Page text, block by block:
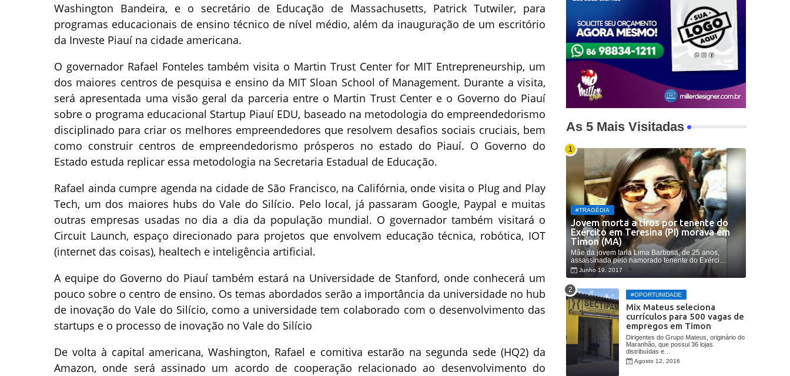
Washington Bandeira, e o secretário de Educação de Massachusetts, Patrick Tutwiler, para
programas educacionais de ensino técnico de nível médio, além da inauguração de um escritório
da Investe Piauí na cidade americana.
O governador Rafael Fonteles também visita o Martin Trust Center for MIT Entrepreneurship, um
dos maiores centros de pesquisa e ensino da MIT Sloan School of Management. Durante a visita,
será apresentada uma visão geral da parceria entre o Martin Trust Center e o Governo do Piauí
sobre o programa educacional Startup Piauí EDU, baseado na metodologia do empreendedorismo
disciplinado para criar os melhores empreendedores que resolvem desafios sociais cruciais, bem
como construir centros de empreendedorismo prósperos no estado do Piauí. O Governo do
Estado estuda replicar essa metodologia na Secretaria Estadual de Educação.
Rafael ainda cumpre agenda na cidade de São Francisco, na Califórnia, onde visita o Plug and Play
Tech, um dos maiores hubs do Vale do Silício. Pelo local, já passaram Google, Paypal e muitas
outras empresas usadas no dia a dia da população mundial. O governador também visitará o
Circuit Launch, espaço direcionado para projetos que envolvem educação técnica, robótica, IOT
(internet das coisas), healtech e inteligência artificial.
A equipe do Governo do Piauí também estará na Universidade de Stanford, onde conhecerá um
pouco sobre o centro de ensino. Os temas abordados serão a importância da universidade no hub
de inovação do Vale do Silício, como a universidade tem colaborado com o desenvolvimento das
startups e o processo de inovação no Vale do Silício
De volta à capital americana, Washington, Rafael e comitiva estarão na segunda sede (HQ2) da
Amazon, onde será assinado um acordo de cooperação relacionado ao desenvolvimento do
As 5 Mais Visitadas
#TRAGÉDIA
Jovem morta a tiros por tenente do
Exército em Teresina (PI) morava em
Timon (MA)
Mãe da jovem Iarla Lima Barbosa, de 25 anos,
assassinada pelo namorado tenente do Exérci…
Junho 19, 2017
#OPORTUNIDADE
Mix Mateus seleciona
currículos para 500 vagas de
empregos em Timon
Dirigentes do Grupo Mateus, originário do
Maranhão, que possui 36 lojas
distribuídas e…
Agosto 12, 2016